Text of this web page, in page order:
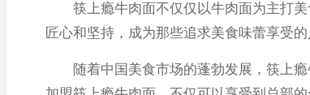
筷上瘾牛肉面不仅仅以牛肉面为主打美
匠心和坚持，成为那些追求美食味蕾享受的
随着中国美食市场的蓬勃发展，筷上瘾